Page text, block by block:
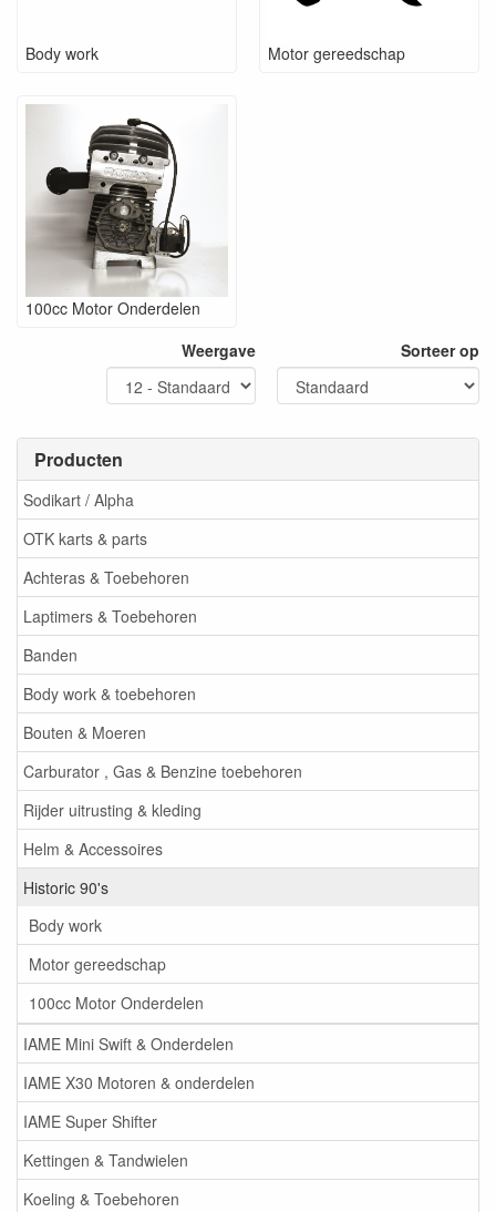
Producten
Sodikart / Alpha
OTK karts & parts
Achteras & Toebehoren
Laptimers & Toebehoren
Banden
Body work & toebehoren
Bouten & Moeren
Carburator , Gas & Benzine toebehoren
Rijder uitrusting & kleding
Helm & Accessoires
Historic 90's
Body work
Motor gereedschap
100cc Motor Onderdelen
IAME Mini Swift & Onderdelen
IAME X30 Motoren & onderdelen
IAME Super Shifter
Kettingen & Tandwielen
Koeling & Toebehoren
Body work Motor gereedschap
100cc Motor Onderdelen
Weergave
Sorteer op